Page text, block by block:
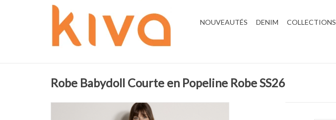
NOUVEAUTÉS DENIM COLLECTIONS
Robe Babydoll Courte en Popeline Robe SS26